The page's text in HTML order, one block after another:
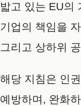
밟고 있는 EU의
기업의 책임을
그리고 상하위
해당 지침은 인
예방하며, 완화